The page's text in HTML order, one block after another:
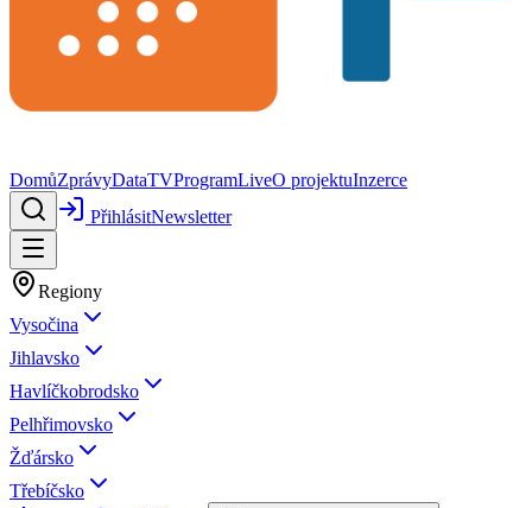
DomůZprávyDataTVProgramLiveO projektuInzerce
PřihlásitNewsletter
Regiony
Vysočina
Jihlavsko
Havlíčkobrodsko
Pelhřimovsko
Žďársko
Třebíčsko